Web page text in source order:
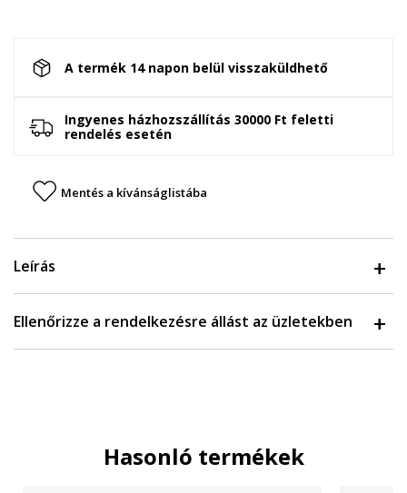
A termék 14 napon belül visszaküldhető
Ingyenes házhozszállítás 30000 Ft feletti
rendelés esetén
Mentés a kívánságlistába
Leírás
Ellenőrizze a rendelkezésre állást az üzletekben
Hasonló termékek